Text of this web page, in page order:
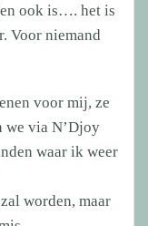
ook is…. het is
Voor niemand
voor mij, ze
we via N’Djoy
waar ik weer
worden, maar